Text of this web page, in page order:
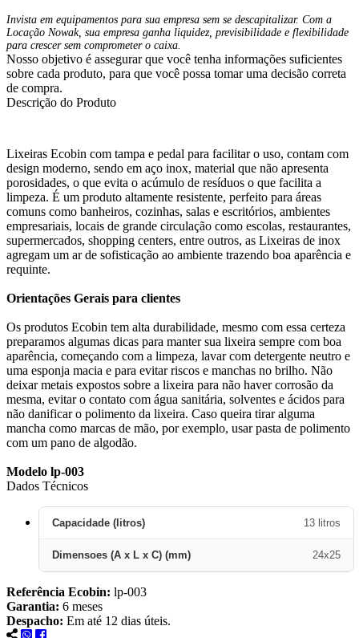
Invista em equipamentos para sua empresa sem se descapitalizar. Com a
Locação Nowak, sua empresa ganha liquidez, previsibilidade e flexibilidade
para crescer sem comprometer o caixa.
Nosso objetivo é assegurar que você tenha informações suficientes
sobre cada produto, para que você possa tomar uma decisão correta
de compra.
Descrição do Produto
Lixeiras Ecobin com tampa e pedal para facilitar o uso, contam com
design moderno, sendo em aço inox, material que não apresenta
porosidades, o que evita o acúmulo de resíduos o que facilita a
limpeza. É um produto altamente resistente, perfeito para áreas
comuns como banheiros, cozinhas, salas e escritórios, ambientes
empresariais, locais de grande circulação como escolas, restaurantes,
supermercados, shopping centers, entre outros, as Lixeiras de inox
agregam um ar de sofisticação ao ambiente trazendo boa aparência e
requinte.
Orientações Gerais para clientes
Os produtos Ecobin tem alta durabilidade, mesmo com essa certeza
preparamos algumas dicas para manter sua lixeira sempre com boa
aparência, começando com a limpeza, lavar com detergente neutro e
uma esponja macia e para evitar riscos e manchas no brilho. Não
deixar metais expostos sobre a lixeira para não haver corrosão da
mesma, evitar o contato com água sanitária, solventes e ácidos para
não danificar o polimento da lixeira. Caso queira tirar alguma
mancha como marcas de mão, por exemplo, usar pasta de polimento
com um pano de algodão.
Modelo lp-003
Dados Técnicos
Capacidade (litros) 13 litros
Dimensoes (A x L x C) (mm) 24x25
Referência Ecobin: lp-003
Garantia: 6 meses
Despacho: Em até 12 dias úteis.